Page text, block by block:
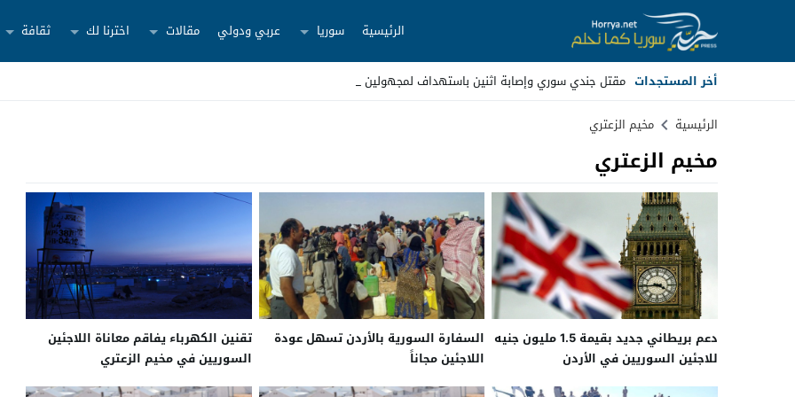
الرئيسية سوريا عربي ودولي مقالات اخترنا لك ثقافة
أخر المستجدات مقتل جندي سوري وإصابة اثنين باستهداف لمجهولين شرق د _
Stop
Previous
Next
الرئيسية مخيم الزعتري
مخيم الزعتري
دعم بريطاني جديد بقيمة 1.5 مليون جنيه
للاجئين السوريين في الأردن
السفارة السورية بالأردن تسهل عودة
اللاجئين مجاناً
تقنين الكهرباء يفاقم معاناة اللاجئين
السوريين في مخيم الزعتري